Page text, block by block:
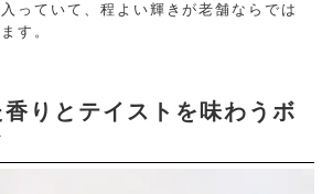
っていて、程よい輝きが老舗ならでは
す。
りとテイストを味わうボ